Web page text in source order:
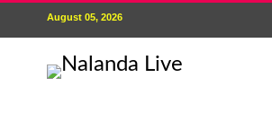
August 05, 2026